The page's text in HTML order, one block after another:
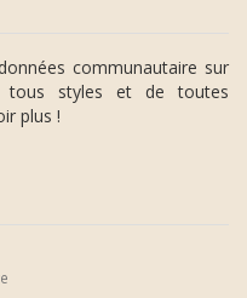
communautaire sur
tous styles et de toutes
plus !